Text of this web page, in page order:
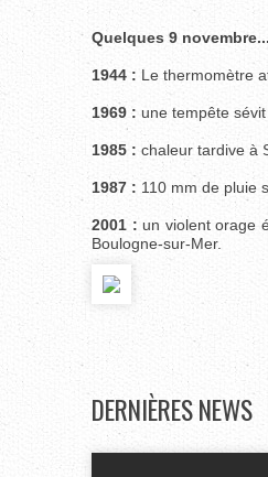
Quelques 9 novembre...
1944 : Le thermomètre
1969 : une tempête
1985 : chaleur tardive à
1987 : 110 mm de pluie
2001 : un violent orage
Boulogne-sur-Mer.
DERNIÈRESNEWS